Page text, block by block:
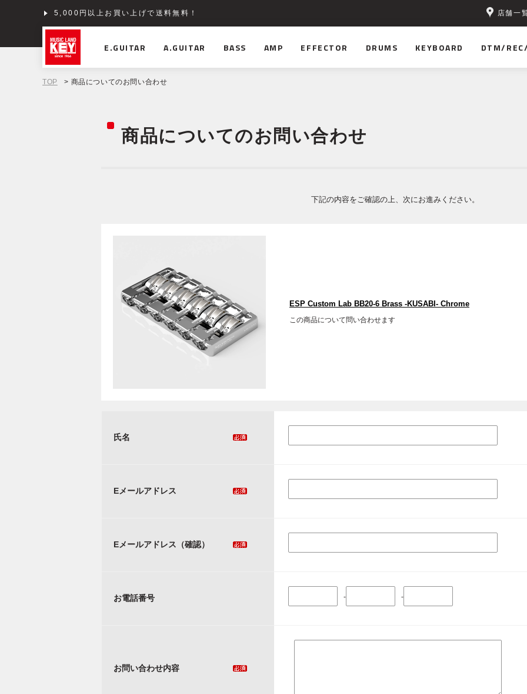
5,000円以上お買い上げで送料無料！
ショッピングクレジット分割48回払いまで金利手数料無料！ 店舗一
E.GUITAR A.GUITAR BASS AMP EFFECTOR DRUMS KEYBOARD DTM/
TOP > 商品についてのお問い合わせ
商品についてのお問い合わせ
下記の内容をご確認の上、次にお進みください。
ESP Custom Lab BB20-6 Brass -KUSABI- Chrome
この商品について問い合わせます
氏名
Eメールアドレス
Eメールアドレス（確認）
お電話番号 - -
お問い合わせ内容